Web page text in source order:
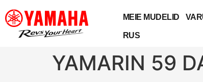
MEIE MUDELID
RUS
YAMARIN 59